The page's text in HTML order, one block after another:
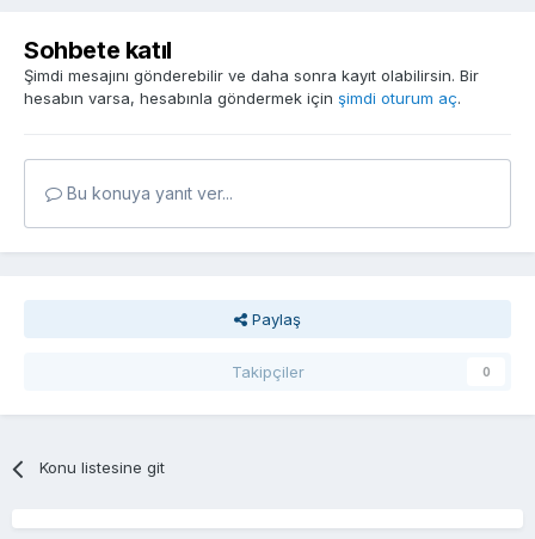
Sohbete katıl
Şimdi mesajını gönderebilir ve daha sonra kayıt olabilirsin. Bir
hesabın varsa, hesabınla göndermek için şimdi oturum aç.
Bu konuya yanıt ver...
Paylaş
Takipçiler 0
Konu listesine git